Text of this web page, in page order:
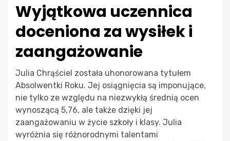
Wyjątkowa uczennica
doceniona za wysiłek i
zaangażowanie
Julia Chrąściel została uhonorowana tytułem
Absolwentki Roku. Jej osiągnięcia są imponujące,
nie tylko ze względu na niezwykłą średnią ocen
wynoszącą 5,76, ale także dzięki jej
zaangażowaniu w życie szkoły i klasy. Julia
wyróżnia się różnorodnymi talentami